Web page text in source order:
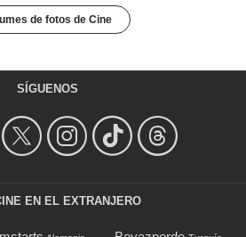
de fotos de Cine
SÍGUENOS
EN EL EXTRANJERO